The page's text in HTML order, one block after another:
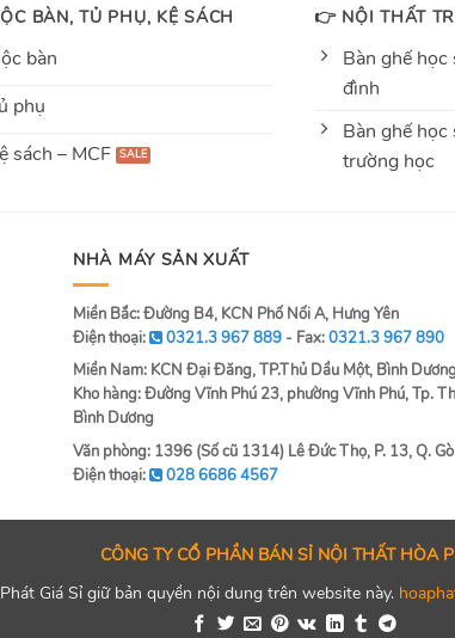
BÀN, TỦ PHỤ, KỆ SÁCH
bàn
phụ
sách – MCF
👉 NỘI THẤT
Bàn ghế
đình
Bàn ghế
trường học
NHÀ MÁY SẢN XUẤT
Miền Bắc: Đường B4, KCN Phố Nối A, Hưng Yên
Điện thoại:
0321.3 967 889 - Fax:0321.3 967 890
Miền Nam: KCN Đại Đăng, TP.Thủ Dầu Một, Bình
Kho hàng: Đường Vĩnh Phú 23, phường Vĩnh Phú, Tp.
Bình Dương
Văn phòng: 1396 (Số cũ 1314) Lê Đức Thọ, P. 13, Q.
Điện thoại:
028 6686 4567
CÔNG TY CỔ PHẦN BÁN SỈ NỘI THẤT HÒA
Giá Sỉ giữ bản quyền nội dung trên website này.